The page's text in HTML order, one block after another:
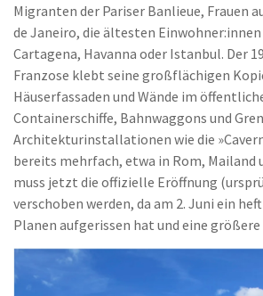
Migranten der Pariser Banlieue, Frauen
de Janeiro, die ältesten
Cartagena, Havanna oder Istanbul. Der
Franzose klebt seine großflächigen
Häuserfassaden und Wände im
Containerschiffe, Bahnwaggons und
Architekturinstallationen wie die
bereits mehrfach, etwa in Rom, Mailand
muss jetzt die offizielle Eröffnung
verschoben werden, da am 2. Juni ein
Planen aufgerissen hat und eine